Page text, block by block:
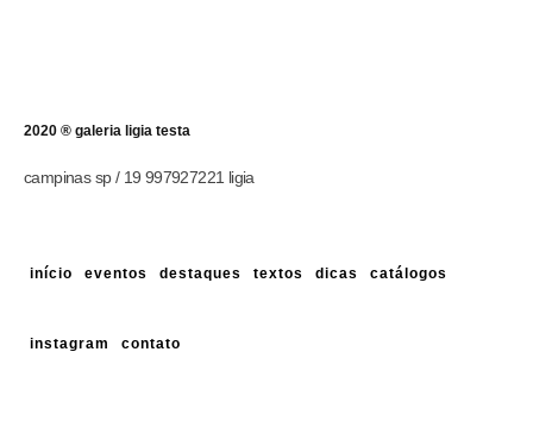
2020 ® galeria ligia testa
campinas sp / 19 997927221 ligia
início eventos destaques textos dicas catálogos
instagram contato